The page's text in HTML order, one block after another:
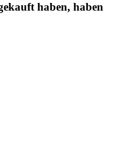
haben, haben